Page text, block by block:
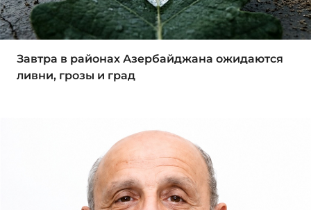
Завтра в районах Азербайджана ожидаются
ливни, грозы и град